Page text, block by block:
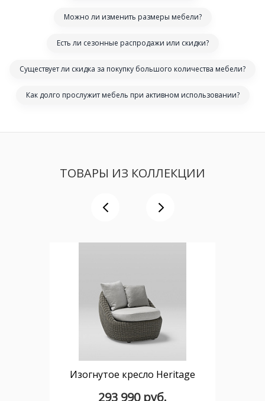
Можно ли изменить размеры мебели?
Есть ли сезонные распродажи или скидки?
Существует ли скидка за покупку большого количества мебели?
Как долго прослужит мебель при активном использовании?
ТОВАРЫ ИЗ КОЛЛЕКЦИИ
Изогнутое кресло Heritage
293 990 руб.